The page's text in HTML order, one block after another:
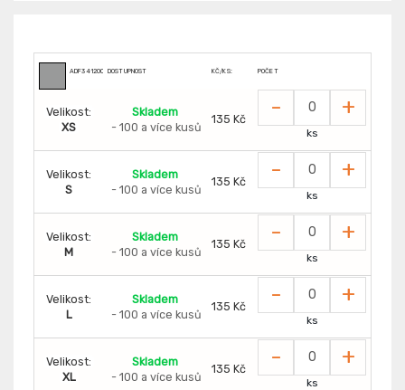
ADF341200 DOSTUPNOST KČ/KS: POČET
Velikost:
XS
Skladem
- 100 a více kusů
135 Kč - +
ks
Velikost:
S
Skladem
- 100 a více kusů
135 Kč - +
ks
Velikost:
M
Skladem
- 100 a více kusů
135 Kč - +
ks
Velikost:
L
Skladem
- 100 a více kusů
135 Kč - +
ks
Velikost:
XL
Skladem
- 100 a více kusů
135 Kč - +
ks